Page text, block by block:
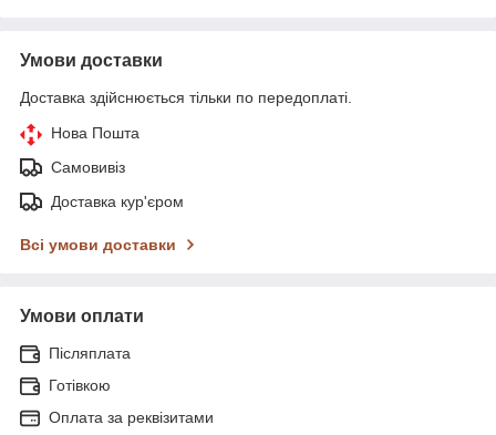
Умови доставки
Доставка здійснюється тільки по передоплаті.
Нова Пошта
Самовивіз
Доставка кур'єром
Всі умови доставки
Умови оплати
Післяплата
Готівкою
Оплата за реквізитами